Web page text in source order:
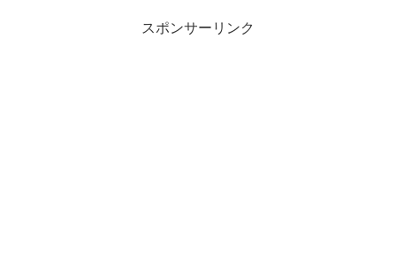
スポンサーリンク